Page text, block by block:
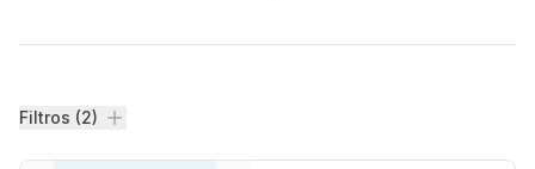
Filtros
Filtros (2)